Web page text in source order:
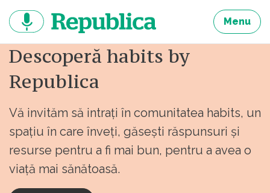
continut
Menu
Descoperă habits by
Republica
Vă invităm să intrați în comunitatea habits, un
spațiu în care înveți, găsești răspunsuri și
resurse pentru a fi mai bun, pentru a avea o
viață mai sănătoasă.